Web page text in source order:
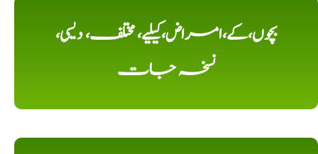
بچوں،کے،امراض،کیلیے، مختلف، دیسی،
نسخہ جات